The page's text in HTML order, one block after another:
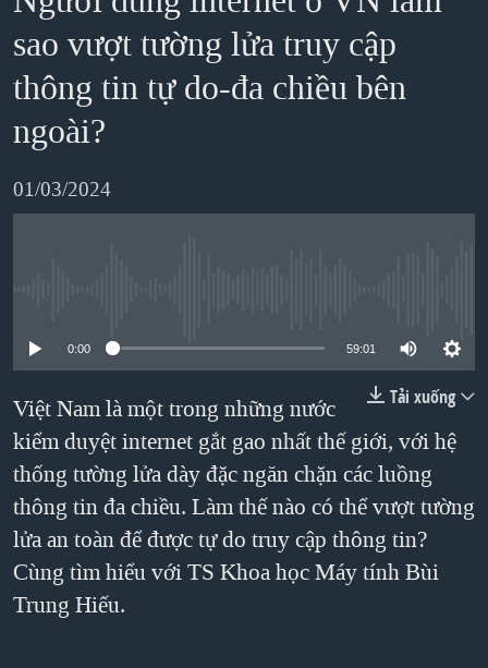
Tới
điều
hướng
Đi
tới
"Tìm"
BLOG
DIỄN ĐÀN
MỤC
TỰ DO BÁO CHÍ
SỨC KHOẺ
VĂN HOÁ
THỂ THAO
GIÁO DỤC
CHUYÊN ĐỀ
TẠI
NGÀY TỊ NẠN THẾ GIỚI
GROUND ZERO – XƯA VÀ NAY
CHI PHÍ CHIẾN TRANH AFGHANISTAN
CÁC GIÁ TRỊ CỘNG HÒA Ở VIỆT NAM
THƯỢNG ĐỈNH TRUMP-KIM TẠI VIỆT NAM
TRỊNH VĨNH BÌNH VS. CHÍNH PHỦ VIỆT NAM
NGƯ DÂN VIỆT VÀ LÀN SÓNG TRỘM HẢI SÂM
VIDEO
Ngôn ngữ khác
Ðăng ký
sao vượt tường lửa truy cập
thông tin tự do-đa chiều bên
ngoài?
01/03/2024
0:00 59:01
Tải xuống
Việt Nam là một trong những nước
kiểm duyệt internet gắt gao nhất thế giới, với hệ
thống tường lửa dày đặc ngăn chặn các luồng
thông tin đa chiều. Làm thế nào có thể vượt tường
lửa an toàn để được tự do truy cập thông tin?
Cùng tìm hiểu với TS Khoa học Máy tính Bùi
Trung Hiếu.